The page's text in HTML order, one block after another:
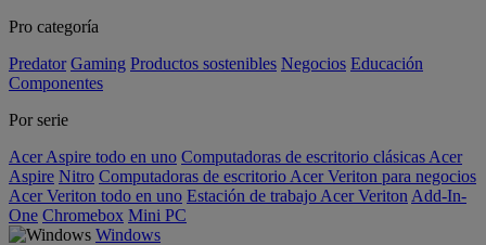
Pro categoría
Predator Gaming Productos sostenibles Negocios Educación
Componentes
Por serie
Acer Aspire todo en uno Computadoras de escritorio clásicas Acer
Aspire Nitro Computadoras de escritorio Acer Veriton para negocios
Acer Veriton todo en uno Estación de trabajo Acer Veriton Add-In-
One Chromebox Mini PC
Windows